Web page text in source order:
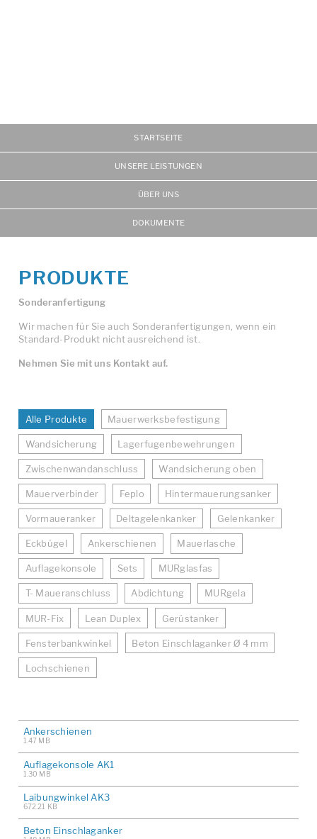
STARTSEITE
UNSERE LEISTUNGEN
ÜBER UNS
DOKUMENTE
PRODUKTE
Sonderanfertigung
Wir machen für Sie auch Sonderanfertigungen, wenn ein
Standard-Produkt nicht ausreichend ist.
Nehmen Sie mit uns Kontakt auf.
Alle Produkte Mauerwerksbefestigung
Wandsicherung Lagerfugenbewehrungen
Zwischenwandanschluss Wandsicherung oben
Mauerverbinder Feplo Hintermauerungsanker
Vormaueranker Deltagelenkanker Gelenkanker
Eckbügel Ankerschienen Mauerlasche
Auflagekonsole Sets MURglasfas
T- Maueranschluss Abdichtung MURgela
MUR-Fix Lean Duplex Gerüstanker
Fensterbankwinkel Beton Einschlaganker Ø 4 mm
Lochschienen
Ankerschienen
1.47 MB
Auflagekonsole AK1
1.30 MB
Laibungwinkel AK3
672.21 KB
Beton Einschlaganker